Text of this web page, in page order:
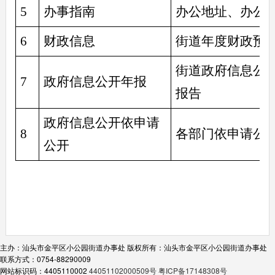
5
办事指南
办公地址、办公
6
财政信息 街道年度财政预
7 政府信息公开年报
街道政府信息公
报告
8
政府信息公开依申请
公开
各部门依申请公
主办：汕头市金平区小公园街道办事处 版权所有：汕头市金平区小公园街道办事处
联系方式：0754-88290009
网站标识码：4405110002 44051102000509号粤ICP备17148308号